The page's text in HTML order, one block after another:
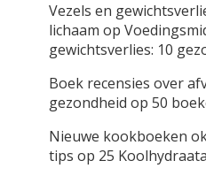
Vezels en
lichaam op
gewichtsverlies: 10
Boek recensies over
gezondheid op 50
Nieuwe kookboeken
tips op 25